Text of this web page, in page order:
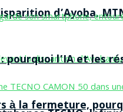
d’Ayoba,
à la fermeture,
pourquoi l’IA et les